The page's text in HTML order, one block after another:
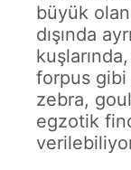
büyük
dışında
forpus gibi
zebra,
egzotik